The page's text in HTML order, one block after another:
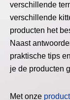
verschillende
verschillende
producten het
Naast
praktische tips
je de producten
Met onze